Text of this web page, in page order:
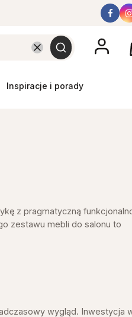
Wyczyść
Szukaj
inspiracje i porady
z pragmatyczną
zestawu mebli do salonu to
wygląd. Inwestycja